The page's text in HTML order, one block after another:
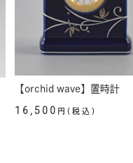
【orchid wave】置時計
16,500 円(税込)